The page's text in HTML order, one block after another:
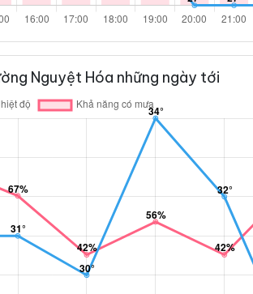
Nguyệt Hóa những ngày tới